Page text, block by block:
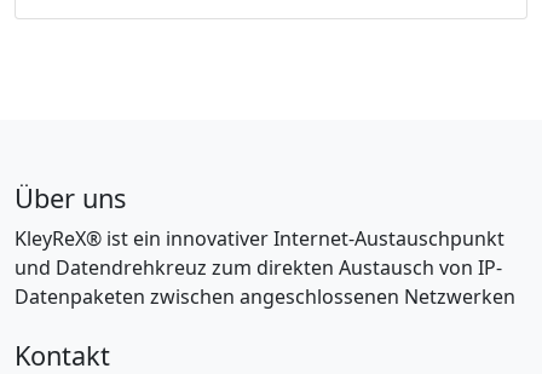
Über uns
KleyReX® ist ein innovativer Internet-Austauschpunkt
und Datendrehkreuz zum direkten Austausch von IP-
Datenpaketen zwischen angeschlossenen Netzwerken
Kontakt